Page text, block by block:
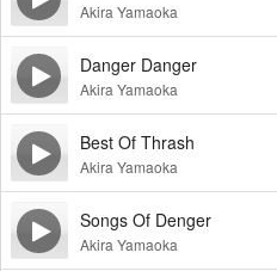
Akira Yamaoka
Danger Danger
Akira Yamaoka
Best Of Thrash
Akira Yamaoka
Songs Of Denger
Akira Yamaoka